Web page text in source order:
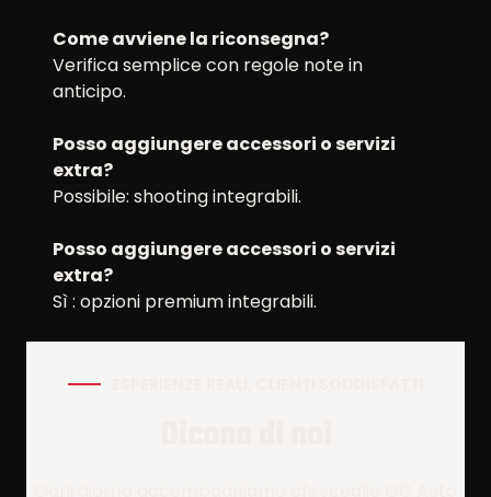
Come avviene la riconsegna?
Verifica semplice con regole note in
anticipo.
Posso aggiungere accessori o servizi
extra?
Possibile: shooting integrabili.
Posso aggiungere accessori o servizi
extra?
Sì : opzioni premium integrabili.